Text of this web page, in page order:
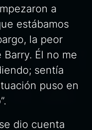
a
estábamos
la peor
Él no me
sentía
puso en
dio cuenta